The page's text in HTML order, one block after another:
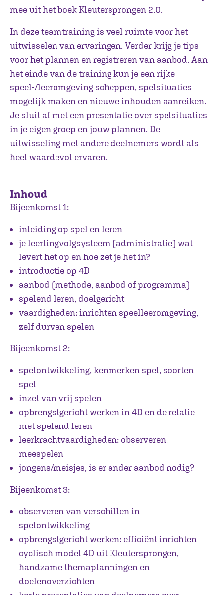
mee uit het boek Kleutersprongen 2.0.
In deze teamtraining is veel ruimte voor het
uitwisselen van ervaringen. Verder krijg je tips
voor het plannen en registreren van aanbod. Aan
het einde van de training kun je een rijke
speel-/leeromgeving scheppen, spelsituaties
mogelijk maken en nieuwe inhouden aanreiken.
Je sluit af met een presentatie over spelsituaties
in je eigen groep en jouw plannen. De
uitwisseling met andere deelnemers wordt als
heel waardevol ervaren.
Inhoud
Bijeenkomst 1:
inleiding op spel en leren
je leerlingvolgsysteem (administratie) wat
levert het op en hoe zet je het in?
introductie op 4D
aanbod (methode, aanbod of programma)
spelend leren, doelgericht
vaardigheden: inrichten speelleeromgeving,
zelf durven spelen
Bijeenkomst 2:
spelontwikkeling, kenmerken spel, soorten
spel
inzet van vrij spelen
opbrengstgericht werken in 4D en de relatie
met spelend leren
leerkrachtvaardigheden: observeren,
meespelen
jongens/meisjes, is er ander aanbod nodig?
Bijeenkomst 3:
observeren van verschillen in
spelontwikkeling
opbrengstgericht werken: efficiënt inrichten
cyclisch model 4D uit Kleutersprongen,
handzame themaplanningen en
doelenoverzichten